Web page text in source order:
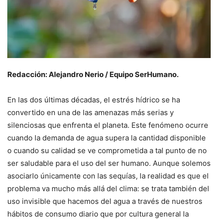
Redacción: Alejandro Nerio / Equipo SerHumano.
En las dos últimas décadas, el estrés hídrico se ha
convertido en una de las amenazas más serias y
silenciosas que enfrenta el planeta. Este fenómeno ocurre
cuando la demanda de agua supera la cantidad disponible
o cuando su calidad se ve comprometida a tal punto de no
ser saludable para el uso del ser humano. Aunque solemos
asociarlo únicamente con las sequías, la realidad es que el
problema va mucho más allá del clima: se trata también del
uso invisible que hacemos del agua a través de nuestros
hábitos de consumo diario que por cultura general la